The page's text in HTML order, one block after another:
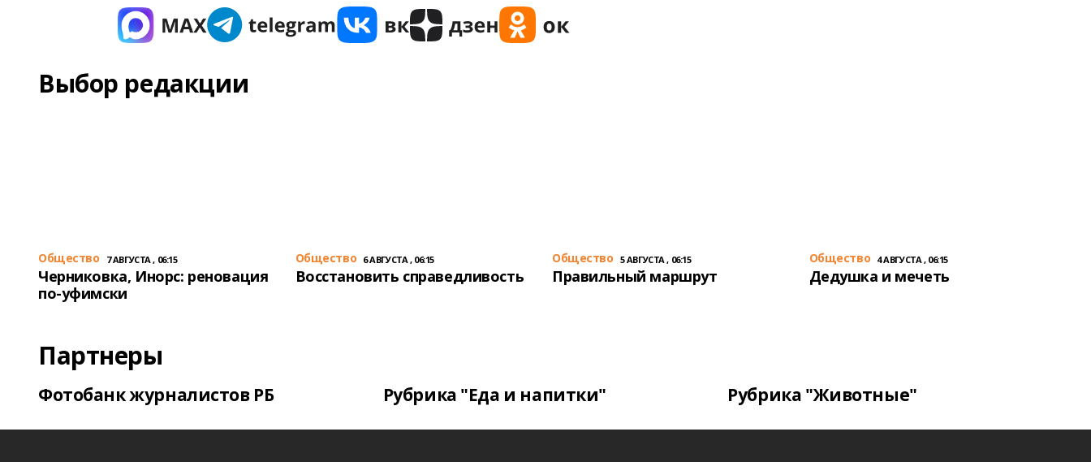
Выбор редакции
Общество 7 АВГУСТА , 06:15
Черниковка, Инорс: реновация
по-уфимски
Общество 6 АВГУСТА , 06:15
Восстановить справедливость
Общество 5 АВГУСТА , 06:15
Правильный маршрут
Общество 4 АВГУСТА , 06:15
Дедушка и мечеть
Партнеры
Фотобанк журналистов РБ Рубрика "Еда и напитки" Рубрика "Животные"